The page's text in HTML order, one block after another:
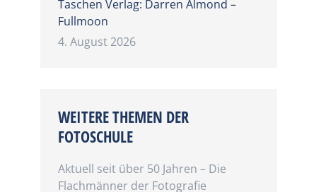
Taschen Verlag: Darren Almond –
Fullmoon
4. August 2026
WEITERE THEMEN DER
FOTOSCHULE
Aktuell seit über 50 Jahren – Die
Flachmänner der Fotografie